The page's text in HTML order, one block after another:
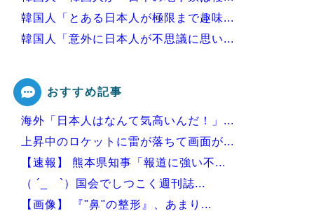
韓国人「とある日本人が極限まで趣味...
韓国人「意外に日本人が不思議に思い...
Powered by livedoor 相互RSS
おすすめ記事
海外「日本人はなんて気高いんだ！」...
上昇中のロケットに雷が落ちて画面が...
【速報】 熊本県知事「報道に強い不...
（ ´_ゝ`）国会でしつこく週刊誌...
【画像】 『"鼻"の整形』、あまり...